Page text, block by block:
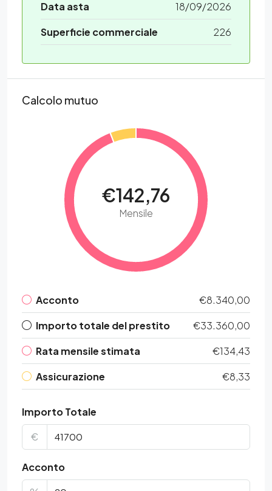
Data asta
18/09/2026
Superficie commerciale
226
Calcolo mutuo
€142,76
Mensile
Acconto
€8.340,00
Importo totale del prestito
€33.360,00
Rata mensile stimata
€134,43
Assicurazione
€8,33
Importo Totale
€
Acconto